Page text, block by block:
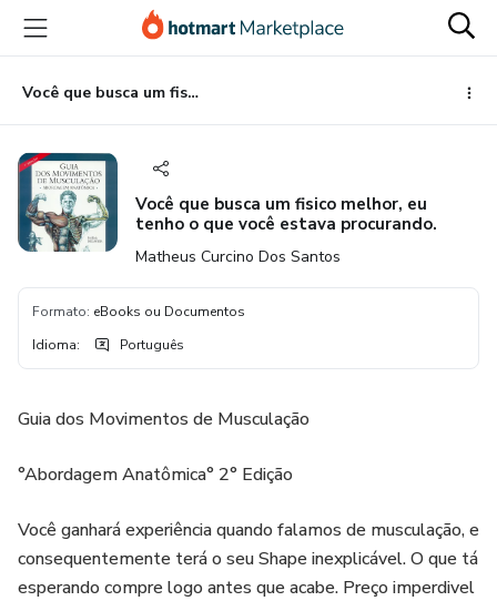
para
conteúdo
principal
para
pagamento
para
rodapé
Você que busca um fisico melhor, eu tenho o que você estava procurando.
Você que busca um fisico melhor, eu
tenho o que você estava procurando.
Matheus Curcino Dos Santos
Formato: eBooks ou Documentos
Idioma: Português
Guia dos Movimentos de Musculação
°Abordagem Anatômica° 2° Edição
Você ganhará experiência quando falamos de musculação, e
consequentemente terá o seu Shape inexplicável. O que tá
esperando compre logo antes que acabe. Preço imperdivel